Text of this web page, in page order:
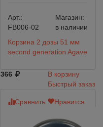
Арт.:
FB006-02
Магазин:
в наличии
Корзина 2 дозы 51 мм
second generation Agave
366
В корзину
Быстрый заказ
Сравнить Нравится